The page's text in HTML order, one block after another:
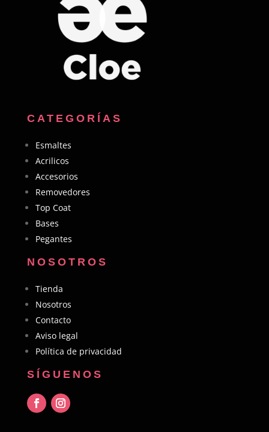
CATEGORÍAS
Esmaltes
Acrilicos
Accesorios
Removedores
Top Coat
Bases
Pegantes
NOSOTROS
Tienda
Nosotros
Contacto
Aviso legal
Política de privacidad
SÍGUENOS